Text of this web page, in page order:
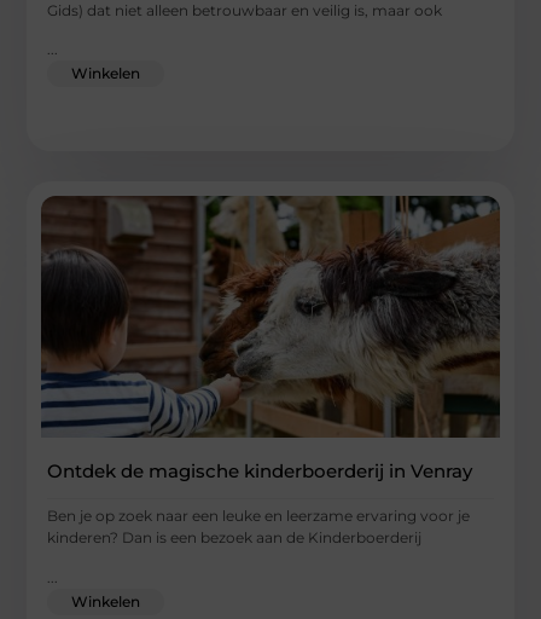
Gids) dat niet alleen betrouwbaar en veilig is, maar ook
...
Winkelen
Ontdek de magische kinderboerderij in Venray
Ben je op zoek naar een leuke en leerzame ervaring voor je
kinderen? Dan is een bezoek aan de Kinderboerderij
Winkelen